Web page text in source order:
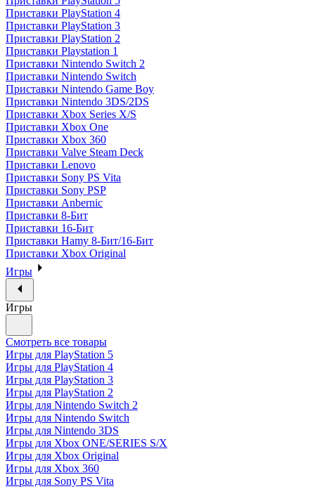
Приставки PlayStation 4
Приставки PlayStation 3
Приставки PlayStation 2
Приставки Playstation 1
Приставки Nintendo Switch 2
Приставки Nintendo Switch
Приставки Nintendo Game Boy
Приставки Nintendo 3DS/2DS
Приставки Xbox Series X/S
Приставки Xbox One
Приставки Xbox 360
Приставки Valve Steam Deck
Приставки Lenovo
Приставки Sony PS Vita
Приставки Sony PSP
Приставки Anbernic
Приставки 8-Бит
Приставки 16-Бит
Приставки Hamy 8-Бит/16-Бит
Приставки Xbox Original
Игры
Игры
Смотреть все товары
Игры для PlayStation 5
Игры для PlayStation 4
Игры для PlayStation 3
Игры для PlayStation 2
Игры для Nintendo Switch 2
Игры для Nintendo Switch
Игры для Nintendo 3DS
Игры для Xbox ONE/SERIES S/X
Игры для Xbox Original
Игры для Xbox 360
Игры для Sony PS Vita